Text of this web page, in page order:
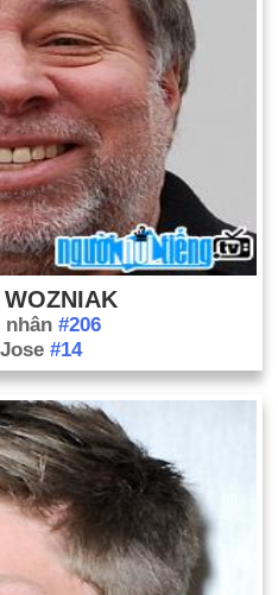
WOZNIAK
nhân #206
#14